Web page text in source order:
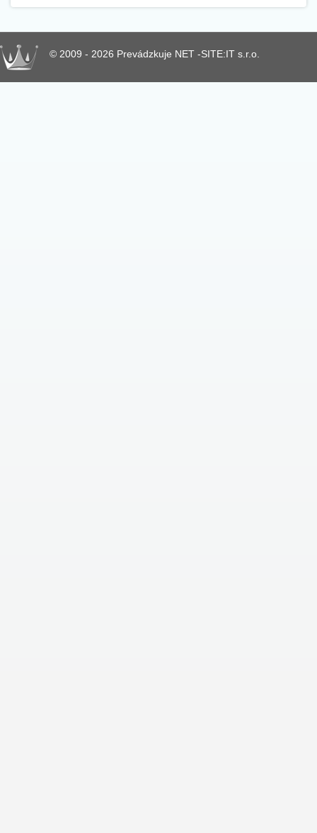
© 2009 - 2026 Prevádzkuje NET -SITE:IT s.r.o.